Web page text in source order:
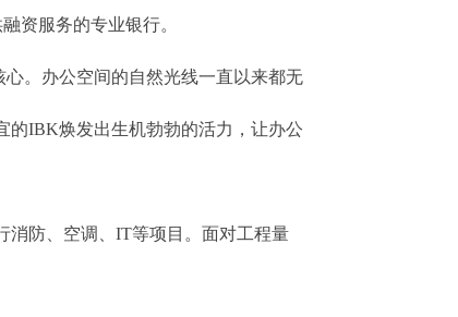
资服务的专业银行。
。办公空间的自然光线一直以来都无
的IBK焕发出生机勃勃的活力，让办公
消防、空调、IT等项目。面对工程量